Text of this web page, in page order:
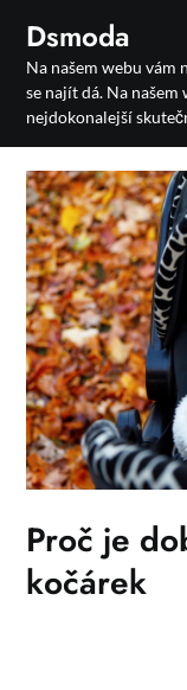
content
Dsmoda
Na našem webu vám
se najít dá. Na
nejdokonalejší
Proč je
kočárek